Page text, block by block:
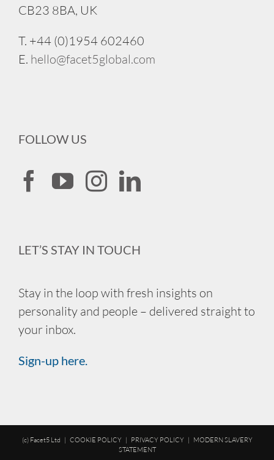
CB23 8BA, UK
T. +44 (0)1954 602460
E. hello@facet5global.com
FOLLOW US
LET’S STAY IN TOUCH
Stay in the loop with fresh insights on
personality and people – delivered straight to
your inbox.
Sign-up here.
(c) Facet5 Ltd | COOKIE POLICY| PRIVACY POLICY| MODERN SLAVERY
STATEMENT